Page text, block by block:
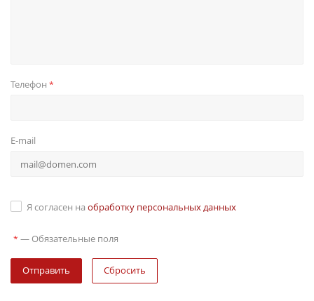
Телефон *
E-mail
Я согласен на обработку персональных данных
* — Обязательные поля
Сбросить